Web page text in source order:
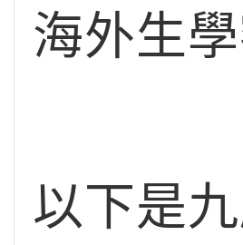
海外生學
以下是